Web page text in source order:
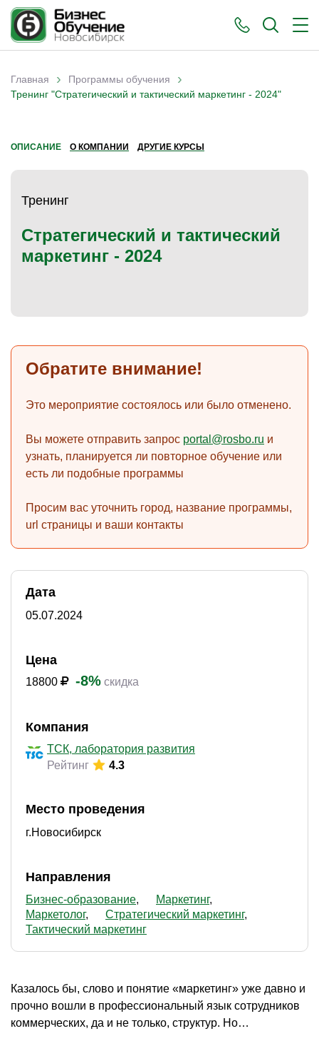
Вы здесь
Главная › Программы обучения ›
Тренинг "Стратегический и тактический маркетинг - 2024"
ОПИСАНИЕ О КОМПАНИИ ДРУГИЕ КУРСЫ
Тренинг
Стратегический и тактический
маркетинг - 2024
Обратите внимание!
Это мероприятие состоялось или было отменено.
Вы можете отправить запрос portal@rosbo.ru и
узнать, планируется ли повторное обучение или
есть ли подобные программы
Просим вас уточнить город, название программы,
url страницы и ваши контакты
Дата
05.07.2024
Цена
18800 -8% скидка
Компания
ТСК, лаборатория развития
Рейтинг
4.3
Место проведения
г.Новосибирск
Направления
Бизнес-образование
Маркетинг
Маркетолог
Стратегический маркетинг
Тактический маркетинг
Казалось бы, слово и понятие «маркетинг» уже давно и
прочно вошли в профессиональный язык сотрудников
коммерческих, да и не только, структур. Но…